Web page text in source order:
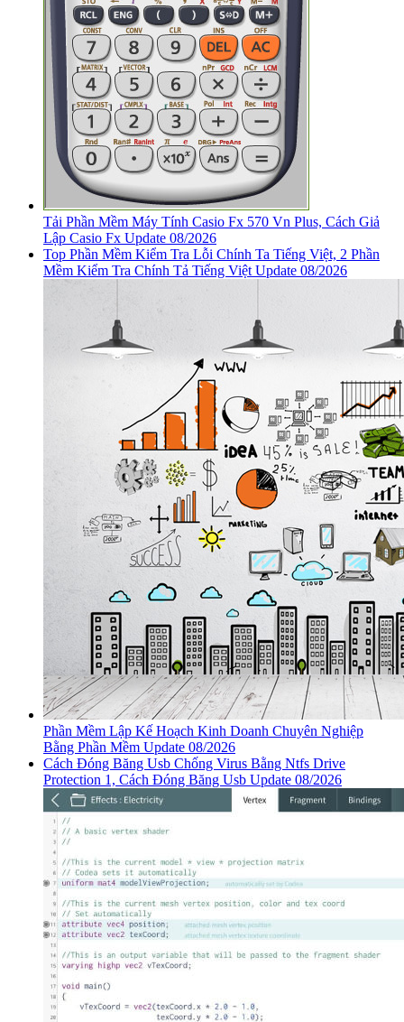
Tải Phần Mềm Máy Tính Casio Fx 570 Vn Plus, Cách Giả
Lập Casio Fx Update 08/2026
Top Phần Mềm Kiểm Tra Lỗi Chính Ta Tiếng Việt, 2 Phần
Mềm Kiểm Tra Chính Tả Tiếng Việt Update 08/2026
Phần Mềm Lập Kế Hoạch Kinh Doanh Chuyên Nghiệp
Bằng Phần Mềm Update 08/2026
Cách Đóng Băng Usb Chống Virus Bằng Ntfs Drive
Protection 1, Cách Đóng Băng Usb Update 08/2026